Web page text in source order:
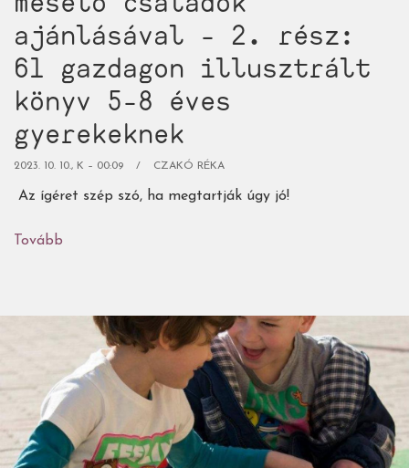
ajánlásával - 2. rész:
61 gazdagon illusztrált
könyv 5-8 éves
gyerekeknek
2023. 10. 10., K – 00:09 CZAKÓ RÉKA
Az ígéret szép szó, ha megtartják úgy jó!
Tovább
családok
ajánlásával
2.
rész:
61
gazdagon